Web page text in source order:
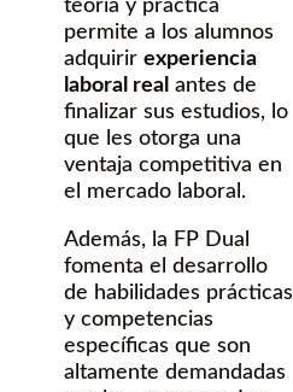
teoría y práctica
permite a los alumnos
adquirir experiencia
laboral real antes de
finalizar sus estudios, lo
que les otorga una
ventaja competitiva en
el mercado laboral.
Además, la FP Dual
fomenta el desarrollo
de habilidades prácticas
y competencias
específicas que son
altamente demandadas